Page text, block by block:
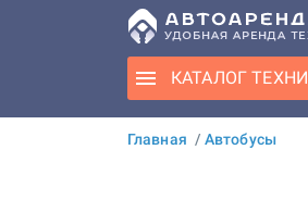
КАТАЛОГ
Главная / Автобусы